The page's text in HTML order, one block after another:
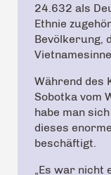
24.632 als
Ethnie
Bevölkerung,
Während des
Sobotka vom
habe man
dieses
beschäftigt.
„Es war nicht